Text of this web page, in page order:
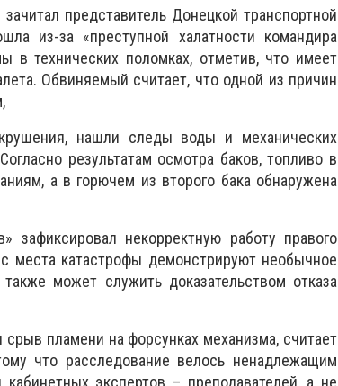
представитель Донецкой транспортной
из-за «преступной халатности командира
в технических поломках, отметив, что имеет
Обвиняемый считает, что одной из причин
нашли следы воды и механических
результатам осмотра баков, топливо в
а в горючем из второго бака обнаружена
некорректную работу правого
места катастрофы демонстрируют необычное
может служить доказательством отказа
срыв пламени на форсунках механизма, считает
что расследование велось ненадлежащим
экспертов – преподавателей, а не